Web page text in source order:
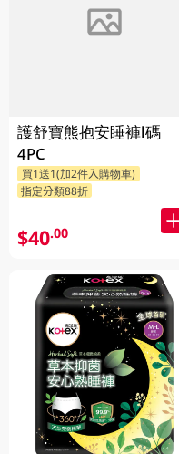
護舒寶熊抱安睡褲l碼
4PC
買1送1(加2件入購物車)
指定分類88折
$40.00